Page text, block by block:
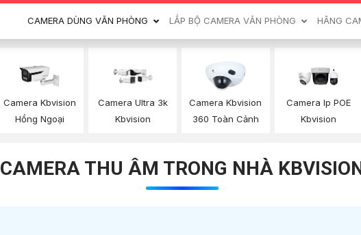
CAMERA DÙNG VĂN PHÒNG LẮP BỘ CAMERA VĂN PHÒNG HÃNG
Camera Kbvision
Hồng Ngoại
Camera Ultra 3k
Kbvision
Camera Kbvision
360 Toàn Cảnh
Camera Ip POE
Kbvision
CAMERA THU ÂM TRONG NHÀ